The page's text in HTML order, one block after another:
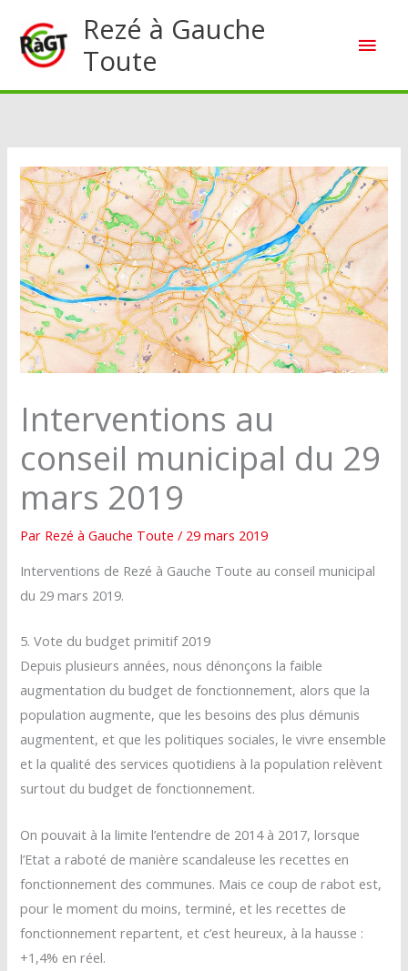
contenu
Rezé à Gauche
Toute
Interventions au
conseil municipal du 29
mars 2019
Par Rezé à Gauche Toute/ 29 mars 2019
Interventions de Rezé à Gauche Toute au conseil municipal
du 29 mars 2019.
5. Vote du budget primitif 2019
Depuis plusieurs années, nous dénonçons la faible
augmentation du budget de fonctionnement, alors que la
population augmente, que les besoins des plus démunis
augmentent, et que les politiques sociales, le vivre ensemble
et la qualité des services quotidiens à la population relèvent
surtout du budget de fonctionnement.
On pouvait à la limite l’entendre de 2014 à 2017, lorsque
l’Etat a raboté de manière scandaleuse les recettes en
fonctionnement des communes. Mais ce coup de rabot est,
pour le moment du moins, terminé, et les recettes de
fonctionnement repartent, et c’est heureux, à la hausse :
+1,4% en réel.